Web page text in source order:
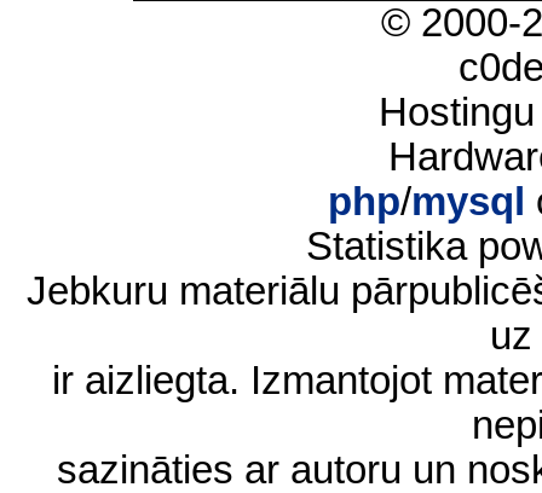
© 2000-
php/mysql
Statistika
Jebkuru materiālu
ir aizliegta. Izmantojot
sazināties ar autoru un